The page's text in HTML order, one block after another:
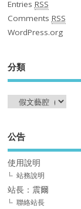
Entries RSS
Comments RSS
WordPress.org
分類
公告
使用說明
站務說明
站長：震爾
聯絡站長